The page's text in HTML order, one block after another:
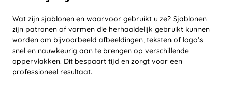
Wat zijn sjablonen en waarvoor gebruikt u ze? Sjablonen
zijn patronen of vormen die herhaaldelijk gebruikt kunnen
worden om bijvoorbeeld afbeeldingen, teksten of logo's
snel en nauwkeurig aan te brengen op verschillende
oppervlakken. Dit bespaart tijd en zorgt voor een
professioneel resultaat.